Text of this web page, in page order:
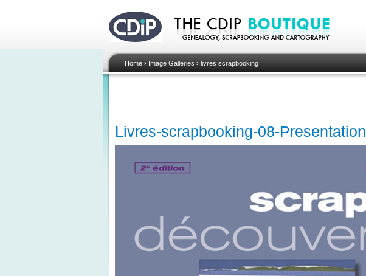
Home› Image Galleries › livres scrapbooking
Livres-scrapbooking-08-Presentation